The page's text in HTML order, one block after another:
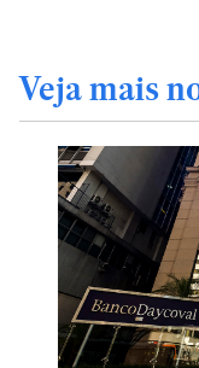
Veja mais